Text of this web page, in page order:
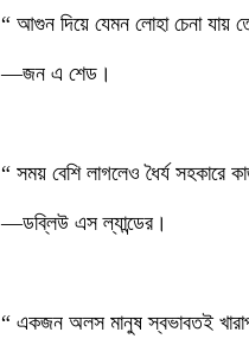
“ আগুন দিয়ে যেমন লোহা চেনা যায়
—জন এ শেড।
“ সময় বেশি লাগলেও ধৈর্য সহকারে
—ডব্লিউ এস ল্যান্ডের।
“ একজন অলস মানুষ স্বভাবতই